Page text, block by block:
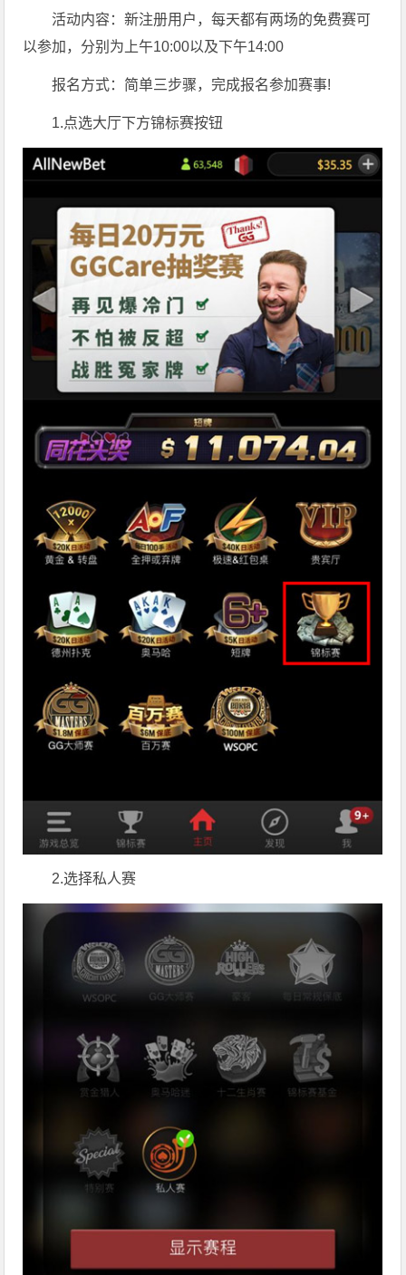
活动内容：新注册用户，每天都有两场的免费赛可
以参加，分别为上午10:00以及下午14:00
报名方式： 简单三步骤，完成报名参加赛事!
1.点选大厅下方锦标赛按钮
2.选择私人赛